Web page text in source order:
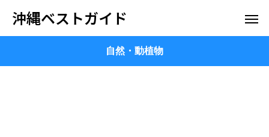
沖縄ベストガイド
自然・動植物